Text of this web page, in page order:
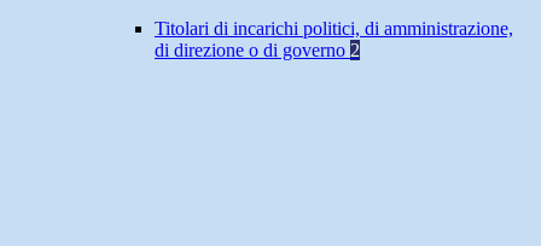
Titolari di incarichi politici, di amministrazione,
di direzione o di governo 2